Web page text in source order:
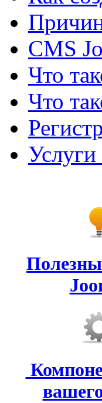
CMS
Что
Что
Услуги